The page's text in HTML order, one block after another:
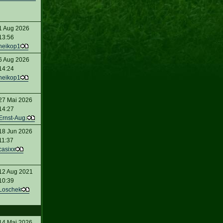
Aug 2026
Aug 2026
Mai 2026
Aug.
Jun 2026
Aug 2021